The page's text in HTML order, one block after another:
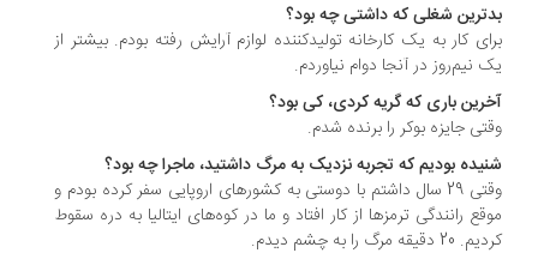
شغلی‌ که داشتی چه بود؟
کار به یک کارخانه تولیدکننده لوازم آرایش رفته بودم. بیشتر از
نیم‌روز در آنجا دوام نیاوردم.
باری که گریه کردی، کی بود؟
جایزه بوکر را برنده شدم.
بودیم که تجربه نزدیک به مرگ داشتید، ماجرا چه بود؟
وقتی 29 سال داشتم با دوستی به کشورهای اروپایی سفر کرده بودم و
رانندگی ترمزها از کار افتاد و ما در کوه‌های ایتالیا به دره سقوط
مرگ را به چشم دیدم.